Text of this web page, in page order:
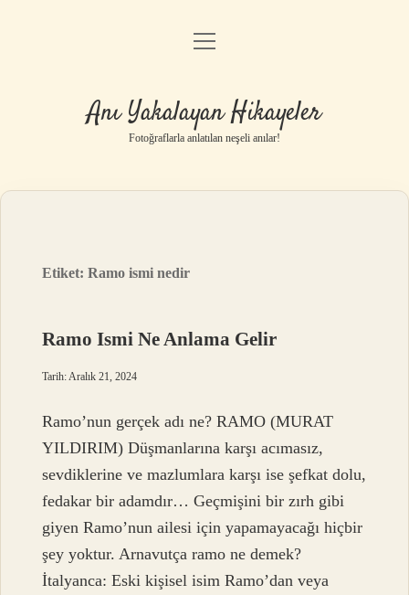
Anasayfa
Yasal Uyarı
menüyü
Anı Yakalayan Hikayeler
Fotoğraflarla anlatılan neşeli anılar!
Etiket:Ramo ismi nedir
Ramo Ismi Ne Anlama Gelir
Tarih: Aralık 21, 2024
Ramo’nun gerçek adı ne? RAMO (MURAT
YILDIRIM) Düşmanlarına karşı acımasız,
sevdiklerine ve mazlumlara karşı ise şefkat dolu,
fedakar bir adamdır… Geçmişini bir zırh gibi
giyen Ramo’nun ailesi için yapamayacağı hiçbir
şey yoktur. Arnavutça ramo ne demek?
İtalyanca: Eski kişisel isim Ramo’dan veya